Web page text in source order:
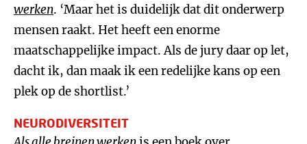
werken. ‘Maar het is duidelijk dat dit onderwerp
mensen raakt. Het heeft een enorme
maatschappelijke impact. Als de jury daar op let,
dacht ik, dan maak ik een redelijke kans op een
plek op de shortlist.’
NEURODIVERSITEIT